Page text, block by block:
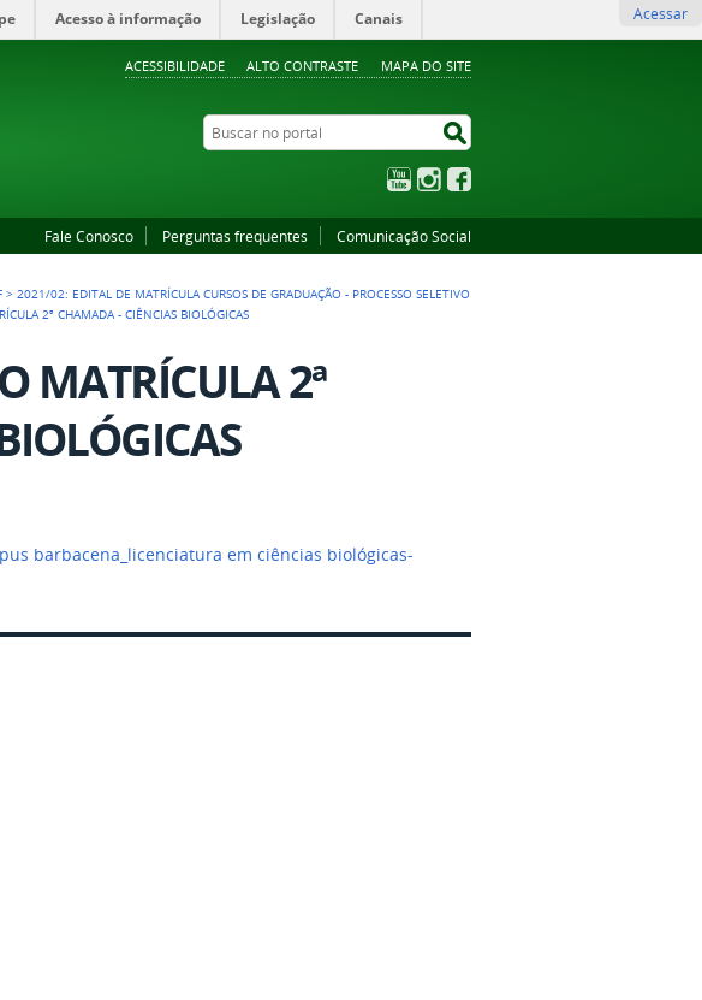
ACESSIBILIDADE ALTO CONTRASTE MAPA DO SITE
Acesso à informação Legislação Canais Acessar
Buscar no portal
YouTubeInstagram
Fale Conosco Perguntas frequentes Comunicação Social
>2021/02: EDITAL DE MATRÍCULA CURSOS DE GRADUAÇÃO - PROCESSO SELETIVO
2ª CHAMADA - CIÊNCIAS BIOLÓGICAS
MATRÍCULA 2ª
barbacena_licenciatura em ciências biológicas-